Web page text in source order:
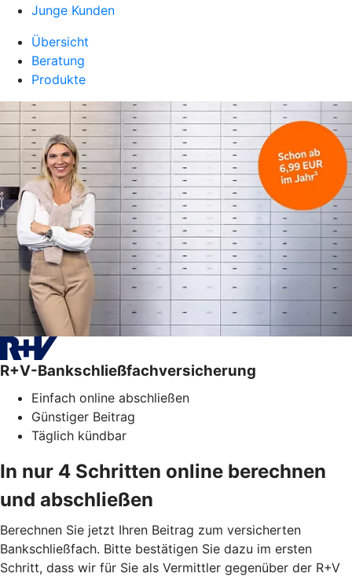
Junge Kunden
Übersicht
Beratung
Produkte
R+V-Bankschließfachversicherung
Einfach online abschließen
Günstiger Beitrag
Täglich kündbar
In nur 4 Schritten online berechnen
und abschließen
Berechnen Sie jetzt Ihren Beitrag zum versicherten
Bankschließfach. Bitte bestätigen Sie dazu im ersten
Schritt, dass wir für Sie als Vermittler gegenüber der R+V